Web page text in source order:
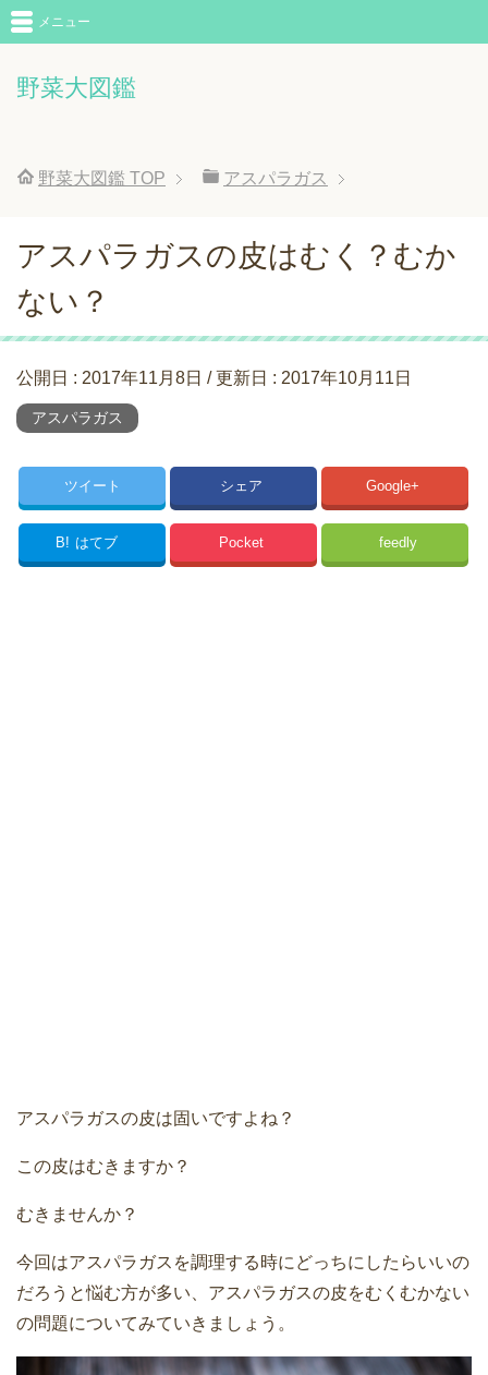
野菜大図鑑
メニュー
野菜大図鑑 TOP アスパラガス
アスパラガスの皮はむく？むか
ない？
公開日 : 2017年11月8日 / 更新日 : 2017年10月11日
アスパラガス
ツイート シェア Google+
B! はてブ Pocket feedly
アスパラガスの皮は固いですよね？
この皮はむきますか？
むきませんか？
今回はアスパラガスを調理する時にどっちにしたらいいの
だろうと悩む方が多い、アスパラガスの皮をむくむかない
の問題についてみていきましょう。